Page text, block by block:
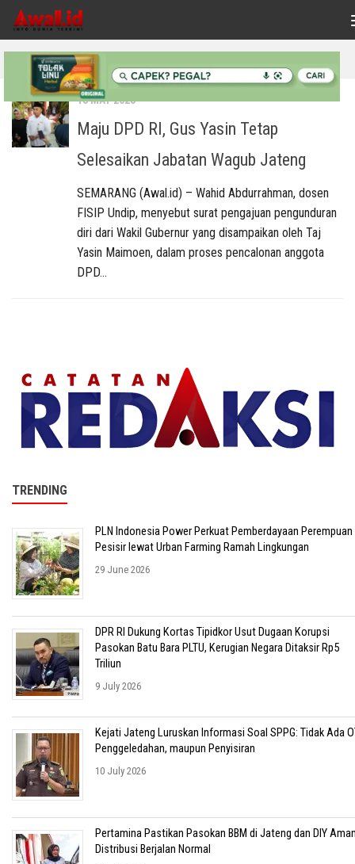
Skip to content
TAGGED:SELESAI KAN JABATAN
13 MAY 2023
Maju DPD RI, Gus Yasin Tetap
Selesaikan Jabatan Wagub Jateng
SEMARANG (Awal.id) – Wahid Abdurrahman, dosen
FISIP Undip, menyebut surat pengajuan pengunduran
diri dari Wakil Gubernur yang disampaikan oleh Taj
Yasin Maimoen, dalam proses pencalonan anggota
DPD...
TRENDING
PLN Indonesia Power Perkuat Pemberdayaan Perempuan
Pesisir lewat Urban Farming Ramah Lingkungan
29 June 2026
DPR RI Dukung Kortas Tipidkor Usut Dugaan Korupsi
Pasokan Batu Bara PLTU, Kerugian Negara Ditaksir Rp5
Triliun
9 July 2026
Kejati Jateng Luruskan Informasi Soal SPPG: Tidak Ada
Penggeledahan, maupun Penyisiran
10 July 2026
Pertamina Pastikan Pasokan BBM di Jateng dan DIY
Distribusi Berjalan Normal